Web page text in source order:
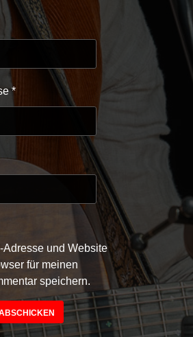
*
Adresse und Website
für meinen
speichern.